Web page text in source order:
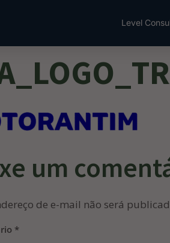
Level
um
de e-mail não será
*